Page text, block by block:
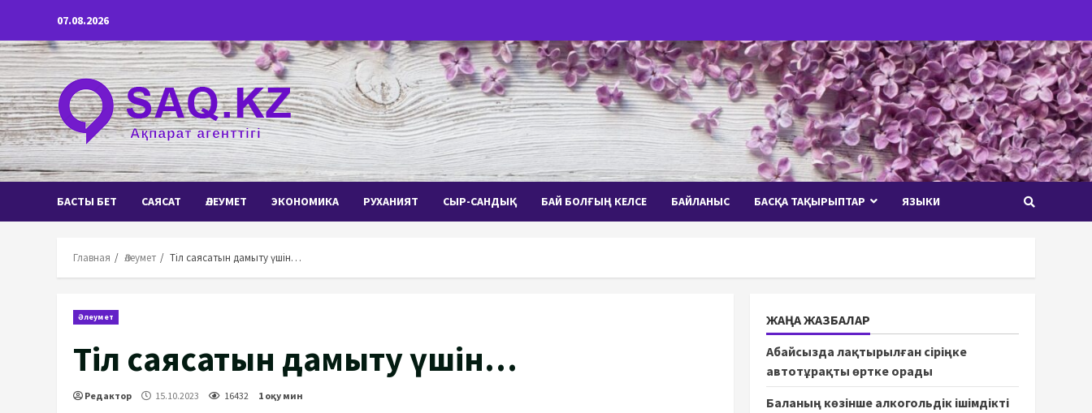
содержимому
07.08.2026
БАСТЫ БЕТ САЯСАТ ӘЛЕУМЕТ ЭКОНОМИКА РУХАНИЯТ СЫР-САНДЫҚ БАЙ БОЛҒЫҢ КЕЛСЕ БАЙЛАНЫС БАСҚА ТАҚЫРЫПТАР ЯЗЫКИ
Главная Әлеумет Тіл саясатын дамыту үшін…
Әлеумет
Тіл саясатын дамыту үшін…
Редактор 15.10.2023 16432 1 оқу мин
ЖАҢА ЖАЗБАЛАР
Абайсызда лақтырылған сіріңке
автотұрақты өртке орады
Баланың көзінше алкогольдік ішімдікті